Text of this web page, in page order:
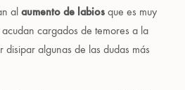
al aumento de labios que es muy
cargados de temores a la
disipar algunas de las dudas más